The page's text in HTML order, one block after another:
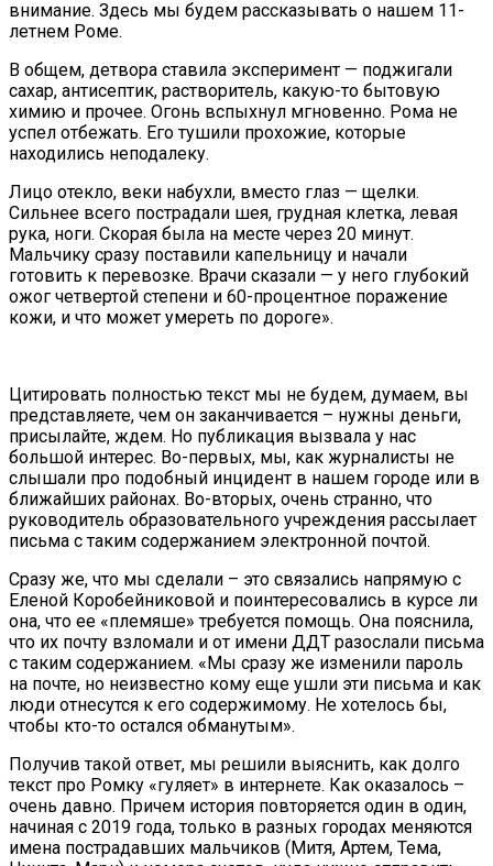
внимание. Здесь мы будем рассказывать о нашем 11-
летнем Роме.
В общем, детвора ставила эксперимент — поджигали
сахар, антисептик, растворитель, какую-то бытовую
химию и прочее. Огонь вспыхнул мгновенно. Рома не
успел отбежать. Eго тушили прохожие, которые
находились неподалеку.
Лицо отекло, веки набухли, вместо глаз — щелки.
Сильнее всего пострадали шея, грудная клетка, левая
рука, ноги. Скорая была на месте через 20 минут.
Мальчику сразу поставили капельницу и начали
готовить к перевозке. Врачи сказали — у него глубокий
ожог четвертой степени и 60-процентное поражение
кожи, и что может умереть по дороге».
Цитировать полностью текст мы не будем, думаем, вы
представляете, чем он заканчивается – нужны деньги,
присылайте, ждем. Но публикация вызвала у нас
большой интерес. Во-первых, мы, как журналисты не
слышали про подобный инцидент в нашем городе или в
ближайших районах. Во-вторых, очень странно, что
руководитель образовательного учреждения рассылает
письма с таким содержанием электронной почтой.
Сразу же, что мы сделали – это связались напрямую с
Еленой Коробейниковой и поинтересовались в курсе ли
она, что ее «племяше» требуется помощь. Она пояснила,
что их почту взломали и от имени ДДТ разослали письма
с таким содержанием. «Мы сразу же изменили пароль
на почте, но неизвестно кому еще ушли эти письма и как
люди отнесутся к его содержимому. Не хотелось бы,
чтобы кто-то остался обманутым».
Получив такой ответ, мы решили выяснить, как долго
текст про Ромку «гуляет» в интернете. Как оказалось –
очень давно. Причем история повторяется один в один,
начиная с 2019 года, только в разных городах меняются
имена пострадавших мальчиков (Митя, Артем, Тема,